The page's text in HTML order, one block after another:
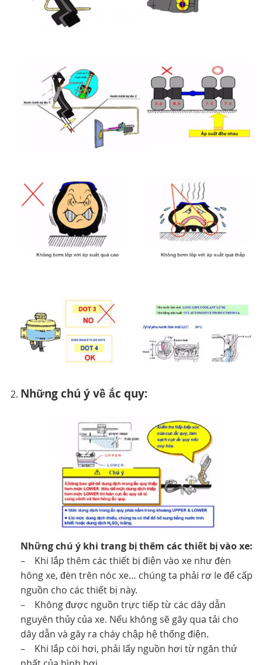
TUYỂN DỤNG
Những chú ý về ắc quy:
Những chú ý khi trang bị thêm các thiết bị vào xe:
– Khi lắp thêm các thiết bị điện vào xe như đèn
hông xe, đèn trên nóc xe… chúng ta phải rơ le để cấp
nguồn cho các thiết bị này.
– Không được nguồn trực tiếp từ các dây dẫn
nguyên thủy của xe. Nếu không sẽ gây qua tải cho
dây dẫn và gây ra cháy chập hệ thống điện.
– Khi lắp còi hơi, phải lấy nguồn hơi từ ngăn thứ